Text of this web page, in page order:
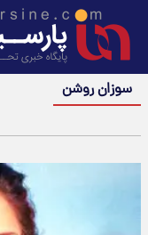
سوزان روشن